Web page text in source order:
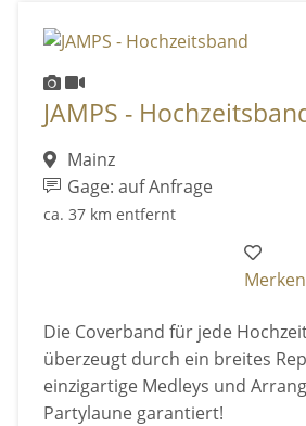
JAMPS -
Mainz
Gage: auf Anfrage
ca. 37 km entfernt
Merken
Die Coverband für jede
überzeugt durch ein breites
einzigartige Medleys und
Partylaune garantiert!